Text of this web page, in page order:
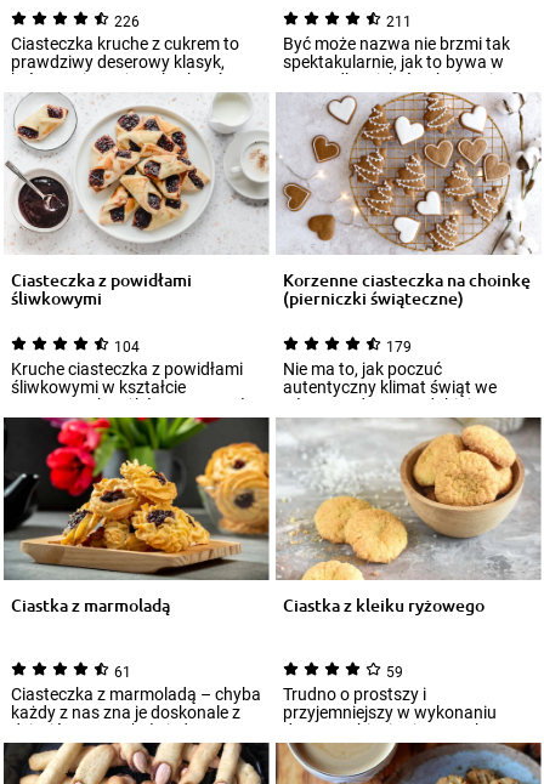
226
Ciasteczka kruche z cukrem to
prawdziwy deserowy klasyk,
którego nie może zabraknąć w
żadnym domu...
211
Być może nazwa nie brzmi tak
spektakularnie, jak to bywa w
przypadku niektórych ciast i
tortów, a...
Ciasteczka z powidłami
śliwkowymi
104
Kruche ciasteczka z powidłami
śliwkowymi w kształcie
apetycznych rożków to pomysł
na nieskompliko...
Korzenne ciasteczka na choinkę
(pierniczki świąteczne)
179
Nie ma to, jak poczuć
autentyczny klimat świąt we
własnym domu, ozdabiając
choinkę kolorowymi dek...
Ciastka z marmoladą
61
Ciasteczka z marmoladą – chyba
każdy z nas zna je doskonale z
dzieciństwa. To były jedne z
popula...
Ciastka z kleiku ryżowego
59
Trudno o prostszy i
przyjemniejszy w wykonaniu
deser. Zrobienie ciasteczek z
kleiku ryżowego może...